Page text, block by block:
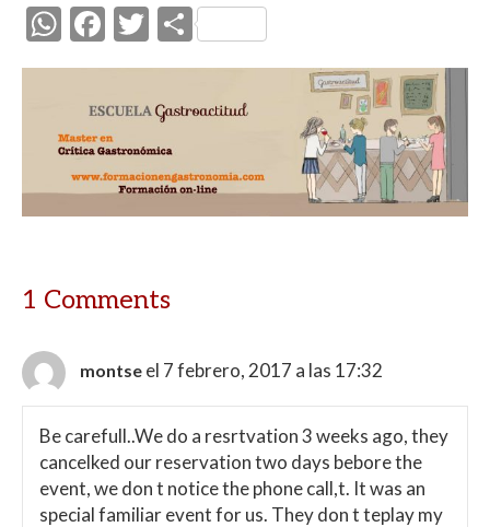
W
h
s
A
p
F
ac
b
o
o
T
w
itt
er
C
o
p
ar
ti
1 Comments
montse el 7 febrero, 2017 a las 17:32
Be carefull..We do a resrtvation 3 weeks ago, they
cancelked our reservation two days bebore the
event, we don t notice the phone call,t. It was an
special familiar event for us. They don t teplay my